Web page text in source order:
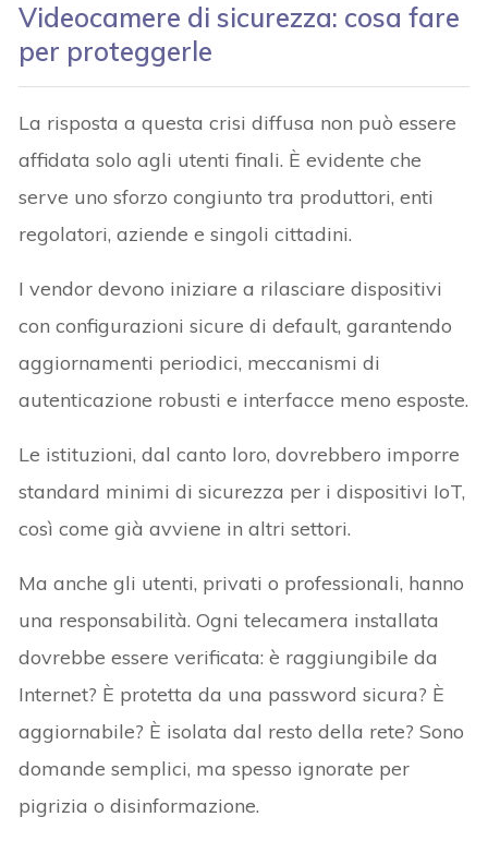
Videocamere di sicurezza: cosa fare
per proteggerle
La risposta a questa crisi diffusa non può essere
affidata solo agli utenti finali. È evidente che
serve uno sforzo congiunto tra produttori, enti
regolatori, aziende e singoli cittadini.
I vendor devono iniziare a rilasciare dispositivi
con configurazioni sicure di default, garantendo
aggiornamenti periodici, meccanismi di
autenticazione robusti e interfacce meno esposte.
Le istituzioni, dal canto loro, dovrebbero imporre
standard minimi di sicurezza per i dispositivi IoT,
così come già avviene in altri settori.
Ma anche gli utenti, privati o professionali, hanno
una responsabilità. Ogni telecamera installata
dovrebbe essere verificata: è raggiungibile da
Internet? È protetta da una password sicura? È
aggiornabile? È isolata dal resto della rete? Sono
domande semplici, ma spesso ignorate per
pigrizia o disinformazione.